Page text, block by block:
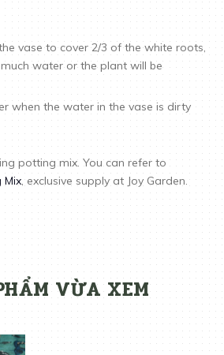
vase to cover 2/3 of the white roots,
water or the plant will be
when the water in the vase is dirty
potting mix. You can refer to
Mix, exclusive supply at Joy Garden.
VỪA XEM